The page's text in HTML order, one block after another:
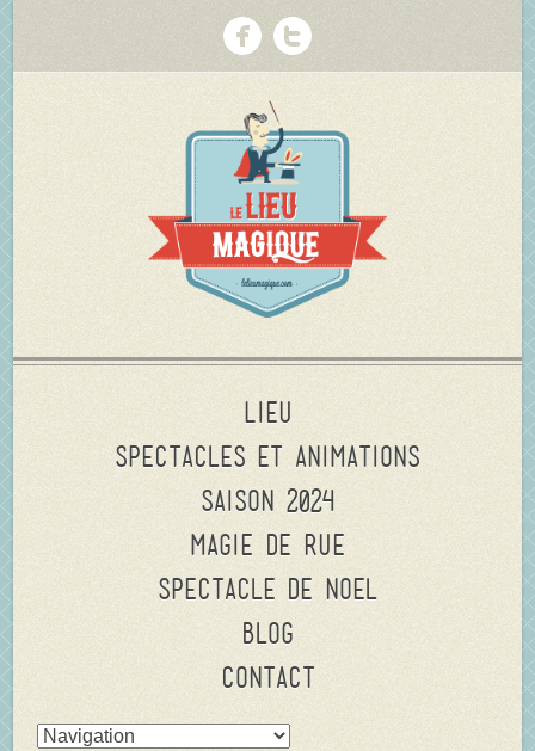
Lieu
Spectacles et animations
Saison 2024
Magie de rue
Spectacle de Noel
Blog
Contact